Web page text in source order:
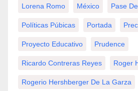
Lorena Romo México Pase
Políticas Púbicas Portada
Proyecto Educativo Prudence
Ricardo Contreras Reyes Roger
Rogerio Hershberger De La Garza